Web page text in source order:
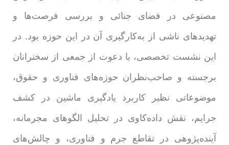
مصنوعی در فضای جنائی و بررسی فرصت‌ها و
تهدیدهای ناشی از به‌کارگیری آن در این حوزه بود. در
این نشست تخصصی، با دعوت از جمعی از سخنرانان
برجسته و صاحب‌نظران حوزه‌های فناوری و حقوق،
موضوعاتی نظیر کاربرد یادگیری ماشین در کشف
جرایم، نقش داده‌کاوی در تحلیل الگوهای مجرمانه،
آینده‌پژوهی در تقاطع جرم و فناوری، و چالش‌های